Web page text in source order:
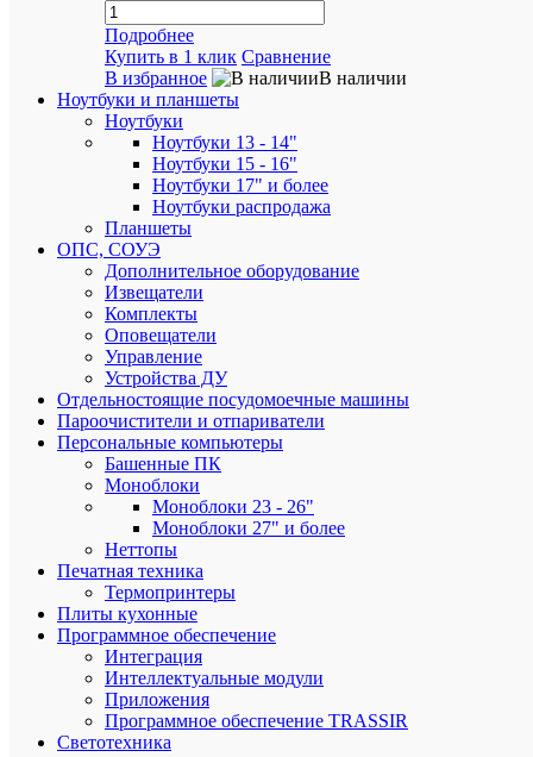
Подробнее
Купить в 1 клик Сравнение
В избранное
В наличии
Ноутбуки и планшеты
Ноутбуки
Ноутбуки 13 - 14"
Ноутбуки 15 - 16"
Ноутбуки 17" и более
Ноутбуки распродажа
Планшеты
ОПС, СОУЭ
Дополнительное оборудование
Извещатели
Комплекты
Оповещатели
Управление
Устройства ДУ
Отдельностоящие посудомоечные машины
Пароочистители и отпариватели
Персональные компьютеры
Башенные ПК
Моноблоки
Моноблоки 23 - 26"
Моноблоки 27" и более
Неттопы
Печатная техника
Термопринтеры
Плиты кухонные
Программное обеспечение
Интеграция
Интеллектуальные модули
Приложения
Программное обеспечение TRASSIR
Светотехника